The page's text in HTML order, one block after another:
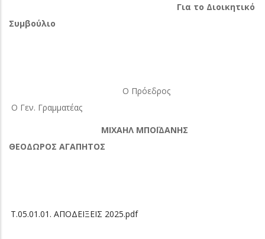
Για το Διοικητικό
Συμβούλιο
Ο Πρόεδρος
Ο Γεν. Γραμματέας
ΜΙΧΑΗΛ ΜΠΟΪΔΑΝΗΣ
ΘΕΟΔΩΡΟΣ ΑΓΑΠΗΤΟΣ
Τ.05.01.01. ΑΠΟΔΕΙΞΕΙΣ 2025.pdf